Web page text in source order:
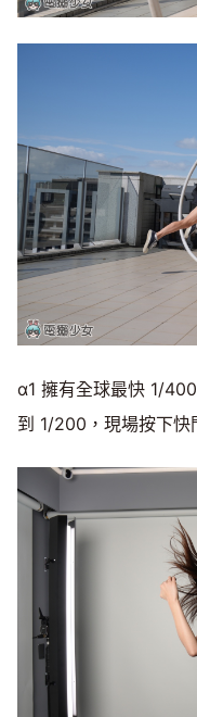
α1 擁有全球最快 1/
到 1/200，現場按下快